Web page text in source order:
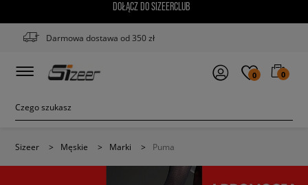
DOŁĄCZ DO SIZEERCLUB
Darmowa dostawa od 350 zł
0 0
Sizeer > Męskie > Marki > Puma